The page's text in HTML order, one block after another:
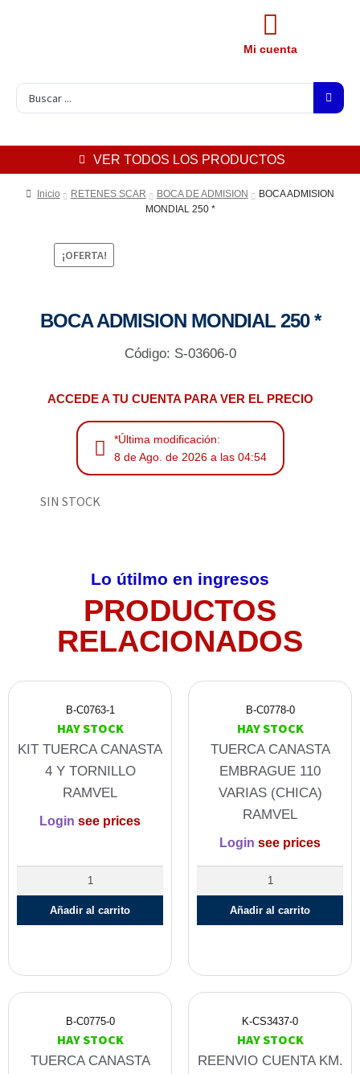
Mi cuenta
VER TODOS LOS PRODUCTOS
Inicio RETENES SCAR BOCA DE ADMISION
BOCA ADMISION
MONDIAL 250 *
¡OFERTA!
BOCA ADMISION MONDIAL 250 *
Código: S-03606-0
ACCEDE A TU CUENTA PARA VER EL PRECIO
*Última modificación:
8 de Ago. de 2026 a las 04:54
SIN STOCK
Lo útilmo en ingresos
PRODUCTOS
RELACIONADOS
B-C0763-1
HAY STOCK
KIT TUERCA CANASTA
4 Y TORNILLO
RAMVEL
Login see prices
Añadir al carrito
B-C0778-0
HAY STOCK
TUERCA CANASTA
EMBRAGUE 110
VARIAS (CHICA)
RAMVEL
Login see prices
Añadir al carrito
B-C0775-0
HAY STOCK
TUERCA CANASTA
K-CS3437-0
HAY STOCK
REENVIO CUENTA KM.